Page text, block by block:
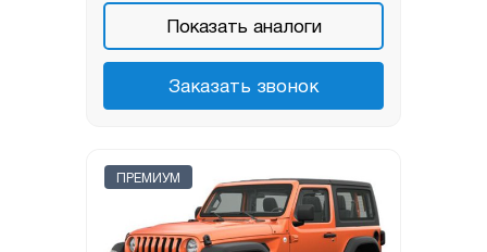
Показать аналоги
Заказать звонок
ПРЕМИУМ